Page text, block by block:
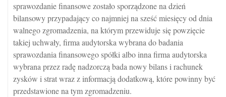
sprawozdanie finansowe zostało sporządzone na dzień
bilansowy przypadający co najmniej na sześć miesięcy od dnia
walnego zgromadzenia, na którym przewiduje się powzięcie
takiej uchwały, firma audytorska wybrana do badania
sprawozdania finansowego spółki albo inna firma audytorska
wybrana przez radę nadzorczą bada nowy bilans i rachunek
zysków i strat wraz z informacją dodatkową, które powinny być
przedstawione na tym zgromadzeniu.